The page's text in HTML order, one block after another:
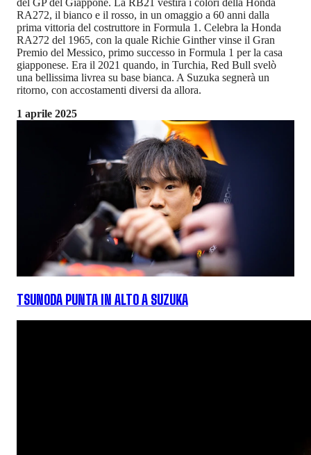
del GP del Giappone. La RB21 vestirà i colori della Honda
RA272, il bianco e il rosso, in un omaggio a 60 anni dalla
prima vittoria del costruttore in Formula 1. Celebra la Honda
RA272 del 1965, con la quale Richie Ginther vinse il Gran
Premio del Messico, primo successo in Formula 1 per la casa
giapponese. Era il 2021 quando, in Turchia, Red Bull svelò
una bellissima livrea su base bianca. A Suzuka segnerà un
ritorno, con accostamenti diversi da allora.
1 aprile 2025
TSUNODA PUNTA IN ALTO A SUZUKA